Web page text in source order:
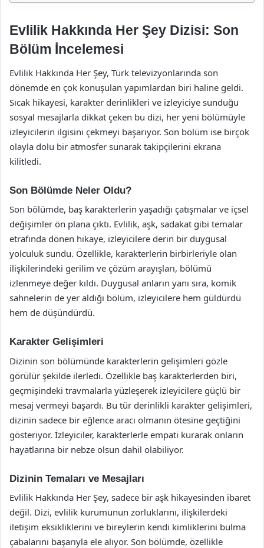
Evlilik Hakkında Her Şey Dizisi: Son
Bölüm İncelemesi
Evlilik Hakkında Her Şey, Türk televizyonlarında son
dönemde en çok konuşulan yapımlardan biri haline geldi.
Sıcak hikayesi, karakter derinlikleri ve izleyiciye sunduğu
sosyal mesajlarla dikkat çeken bu dizi, her yeni bölümüyle
izleyicilerin ilgisini çekmeyi başarıyor. Son bölüm ise birçok
olayla dolu bir atmosfer sunarak takipçilerini ekrana
kilitledi.
Son Bölümde Neler Oldu?
Son bölümde, baş karakterlerin yaşadığı çatışmalar ve içsel
değişimler ön plana çıktı. Evlilik, aşk, sadakat gibi temalar
etrafında dönen hikaye, izleyicilere derin bir duygusal
yolculuk sundu. Özellikle, karakterlerin birbirleriyle olan
ilişkilerindeki gerilim ve çözüm arayışları, bölümü
izlenmeye değer kıldı. Duygusal anların yanı sıra, komik
sahnelerin de yer aldığı bölüm, izleyicilere hem güldürdü
hem de düşündürdü.
Karakter Gelişimleri
Dizinin son bölümünde karakterlerin gelişimleri gözle
görülür şekilde ilerledi. Özellikle baş karakterlerden biri,
geçmişindeki travmalarla yüzleşerek izleyicilere güçlü bir
mesaj vermeyi başardı. Bu tür derinlikli karakter gelişimleri,
dizinin sadece bir eğlence aracı olmanın ötesine geçtiğini
gösteriyor. İzleyiciler, karakterlerle empati kurarak onların
hayatlarına bir nebze olsun dahil olabiliyor.
Dizinin Temaları ve Mesajları
Evlilik Hakkında Her Şey, sadece bir aşk hikayesinden ibaret
değil. Dizi, evlilik kurumunun zorluklarını, ilişkilerdeki
iletişim eksikliklerini ve bireylerin kendi kimliklerini bulma
çabalarını başarıyla ele alıyor. Son bölümde, özellikle